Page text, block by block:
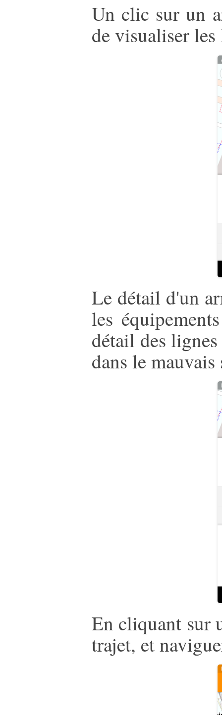
Un clic sur un
de visualiser
Le détail d'un
les
détail des
dans le
En cliquant sur
trajet, et